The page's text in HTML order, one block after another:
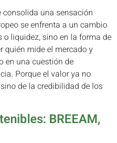
consolida una sensación
se enfrenta a un cambio
liquidez, sino en la forma de
quién mide el mercado y
en una cuestión de
Porque el valor ya no
de la credibilidad de los
BREEAM,